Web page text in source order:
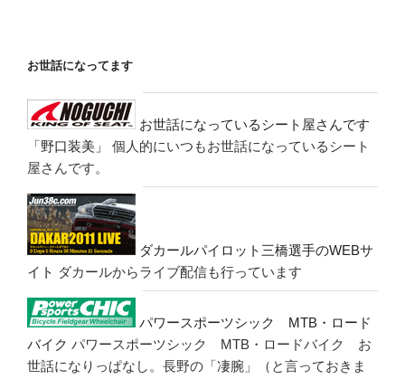
お世話になってます
お世話になっているシート屋さんです
「野口装美」
個人的にいつもお世話になっているシート
屋さんです。
ダカールパイロット三橋選手のWEBサ
イト ダカールからライブ配信も行っています
パワースポーツシック MTB・ロード
バイク パワースポーツシック MTB・ロードバイク お
世話になりっぱなし。長野の「凄腕」（と言っておきま